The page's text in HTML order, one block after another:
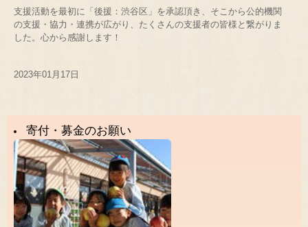
支援活動を最初に「後援：渋谷区」を承認頂き、そこから公的機関
の支援・協力・連携が広がり、たくさんの支援者の皆様と繋がりま
した。心から感謝します！
2023年01月17日
寄付・募金のお願い